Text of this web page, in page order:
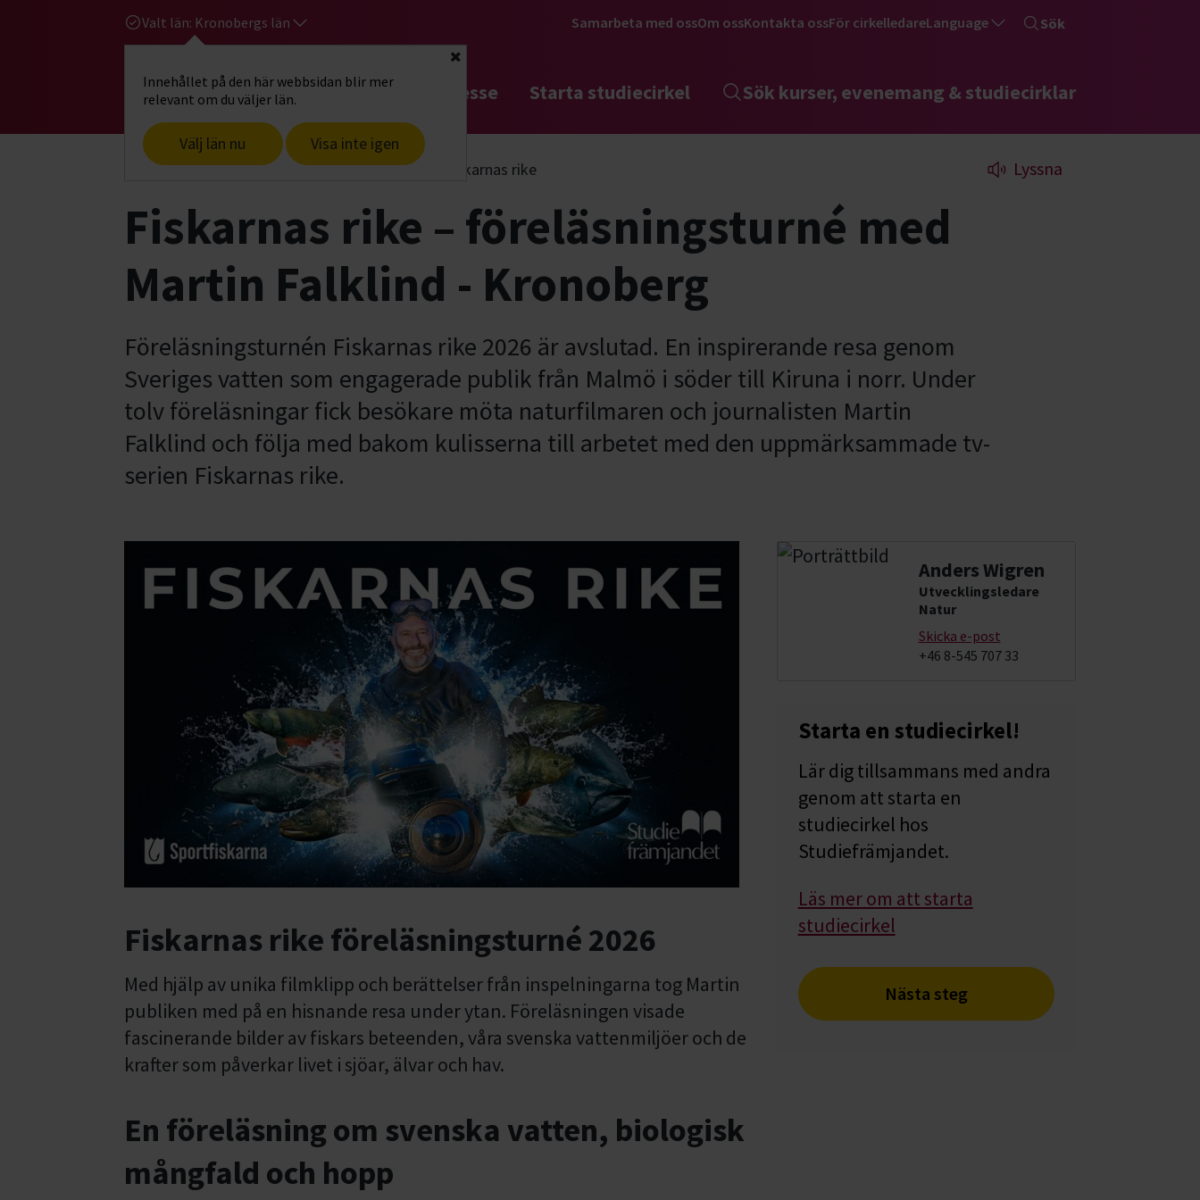
Valt län: Kronobergs län
Innehållet på den här webbsidan blir mer
relevant om du väljer län.
Välj län nu Visa inte igen
Stäng
Samarbeta med ossOm ossKontakta ossFör cirkelledareLanguage Sök
Gå till studiefrämjandets startsidaHitta intresse Starta studiecirkel Sök kurser, evenemang & studiecirklar
Start Hitta intresse Jakt & fiske Fiske Fiskarnas rike Lyssna
Fiskarnas rike – föreläsningsturné med
Martin Falklind - Kronoberg
Föreläsningsturnén Fiskarnas rike 2026 är avslutad. En inspirerande resa genom
Sveriges vatten som engagerade publik från Malmö i söder till Kiruna i norr. Under
tolv föreläsningar fick besökare möta naturfilmaren och journalisten Martin
Falklind och följa med bakom kulisserna till arbetet med den uppmärksammade tv-
serien Fiskarnas rike.
Fiskarnas rike föreläsningsturné 2026
Med hjälp av unika filmklipp och berättelser från inspelningarna tog Martin
publiken med på en hisnande resa under ytan. Föreläsningen visade
fascinerande bilder av fiskars beteenden, våra svenska vattenmiljöer och de
krafter som påverkar livet i sjöar, älvar och hav.
En föreläsning om svenska vatten, biologisk
mångfald och hopp
Anders Wigren
Utvecklingsledare
Natur
Skicka e-post
+46 8-545 707 33
Starta en studiecirkel!
Lär dig tillsammans med andra
genom att starta en
studiecirkel hos
Studiefrämjandet.
Läs mer om att starta
studiecirkel
Nästa steg